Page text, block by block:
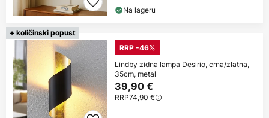
Na lageru
+ količinski popust
RRP -46%
Lindby zidna lampa Desirio, crna/zlatna,
35cm, metal
39,90 €
RRP74,90 €